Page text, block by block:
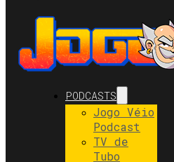
PODCASTS
Jogo Véio
Podcast
TV de
Tubo